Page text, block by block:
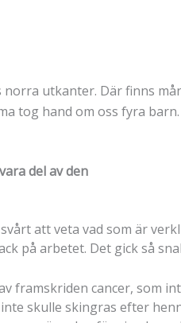
utkanter. Där finns
tog hand om oss fyra barn.
del av den
att veta vad som är
på arbetet. Det gick så
framskriden cancer, som
skulle skingras efter